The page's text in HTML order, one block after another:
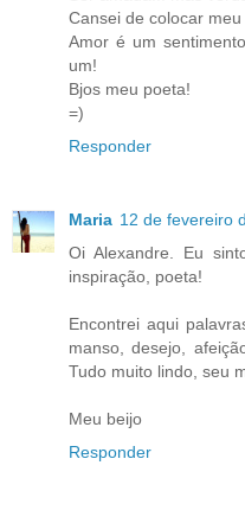
Cansei de colocar
Amor é um
um!
Bjos meu poeta!
=)
Responder
Maria 12 de fevereiro
Oi Alexandre. Eu
inspiração, poeta!
Encontrei aqui
manso, desejo,
Tudo muito lindo, seu
Meu beijo
Responder